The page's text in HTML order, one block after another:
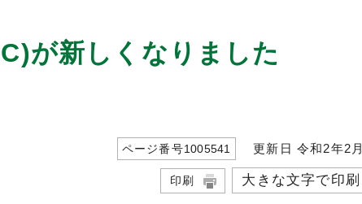
が新しくなりました
ページ番号1005541 更新日 令和2年2月
印刷 大きな文字で印刷